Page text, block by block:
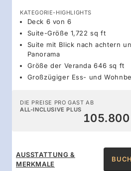
KATEGORIE-HIGHLIGHTS
Deck 6 von 6
Suite-Größe 1,722 sq ft
Suite mit Blick nach achtern
Panorama
Größe der Veranda 646 sq ft
Großzügiger Ess- und
DIE PREISE PRO GAST AB
ALL-INCLUSIVE PLUS
AUSSTATTUNG &
MERKMALE